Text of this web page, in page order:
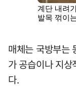
매체는 국방부는
가 공습이나 지
다.